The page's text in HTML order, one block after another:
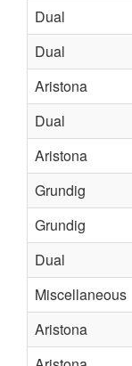
Dual
Dual
Aristona
Dual
Aristona
Grundig
Grundig
Dual
Miscellaneous
Aristona